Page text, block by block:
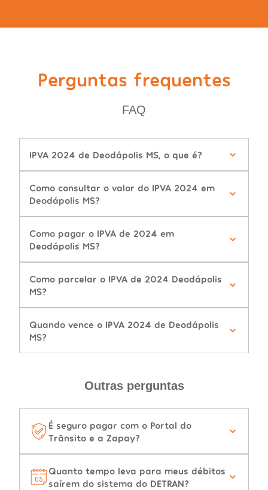
Perguntas frequentes
FAQ
IPVA 2024 de Deodápolis MS, o que é?
Como consultar o valor do IPVA 2024 em
Deodápolis MS?
Como pagar o IPVA de 2024 em
Deodápolis MS?
Como parcelar o IPVA de 2024 Deodápolis
MS?
Quando vence o IPVA 2024 de Deodápolis
MS?
Outras perguntas
É seguro pagar com o Portal do
Trânsito e a Zapay?
Quanto tempo leva para meus débitos
saírem do sistema do DETRAN?